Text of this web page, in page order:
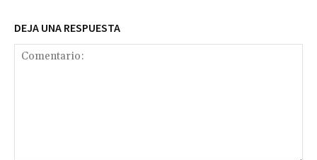
DEJA UNA RESPUESTA